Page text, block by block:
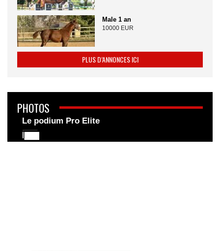
Male 1 an
10000 EUR
PLUS D’ANNONCES ICI
PHOTOS
Le podium Pro Elite